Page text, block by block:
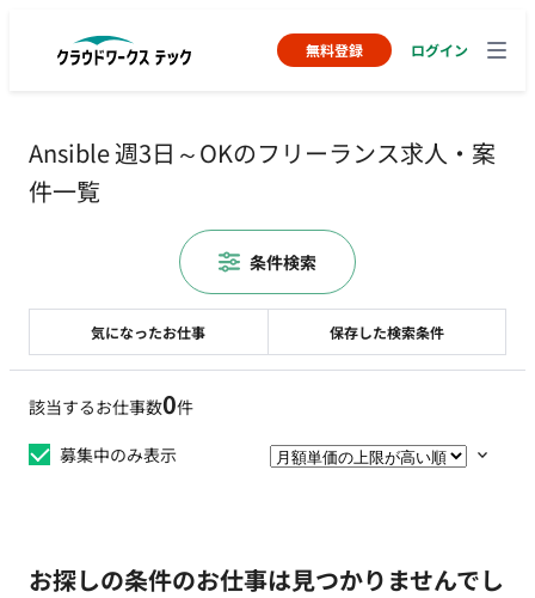
無料登録 ログイン
Ansible 週3日～OKのフリーランス求人・案
件一覧
該当するお仕事数0件
募集中のみ表示
お探しの条件のお仕事は見つかりませんでし
気になったお仕事 保存した検索条件
条件検索